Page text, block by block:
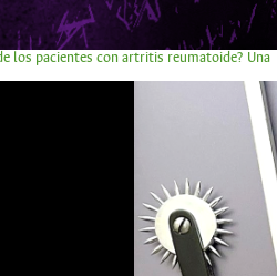
los pacientes con artritis reumatoide? Una